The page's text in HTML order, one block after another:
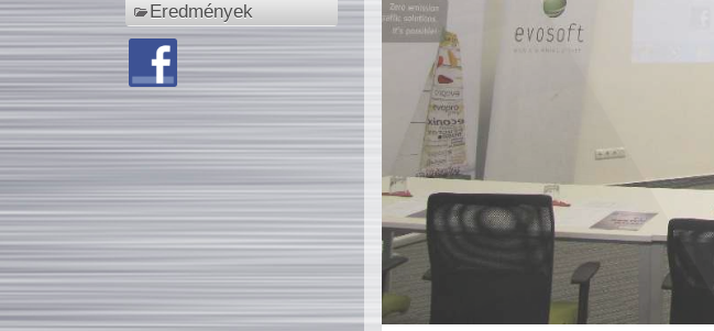
Eredmények